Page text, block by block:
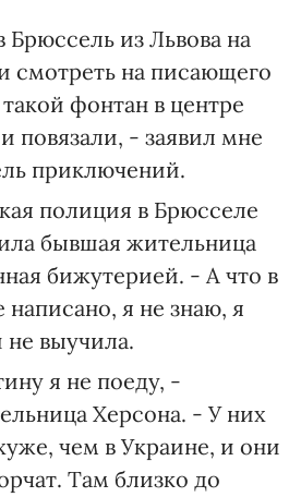
из Львова на
на писающего
фонтан в центре
повязали, - заявил мне
приключений.
полиция в Брюсселе
бывшая жительница
бижутерией. - А что в
я не знаю, я
не выучила.
я не поеду, -
Херсона. - У них
чем в Украине, и они
Там близко до